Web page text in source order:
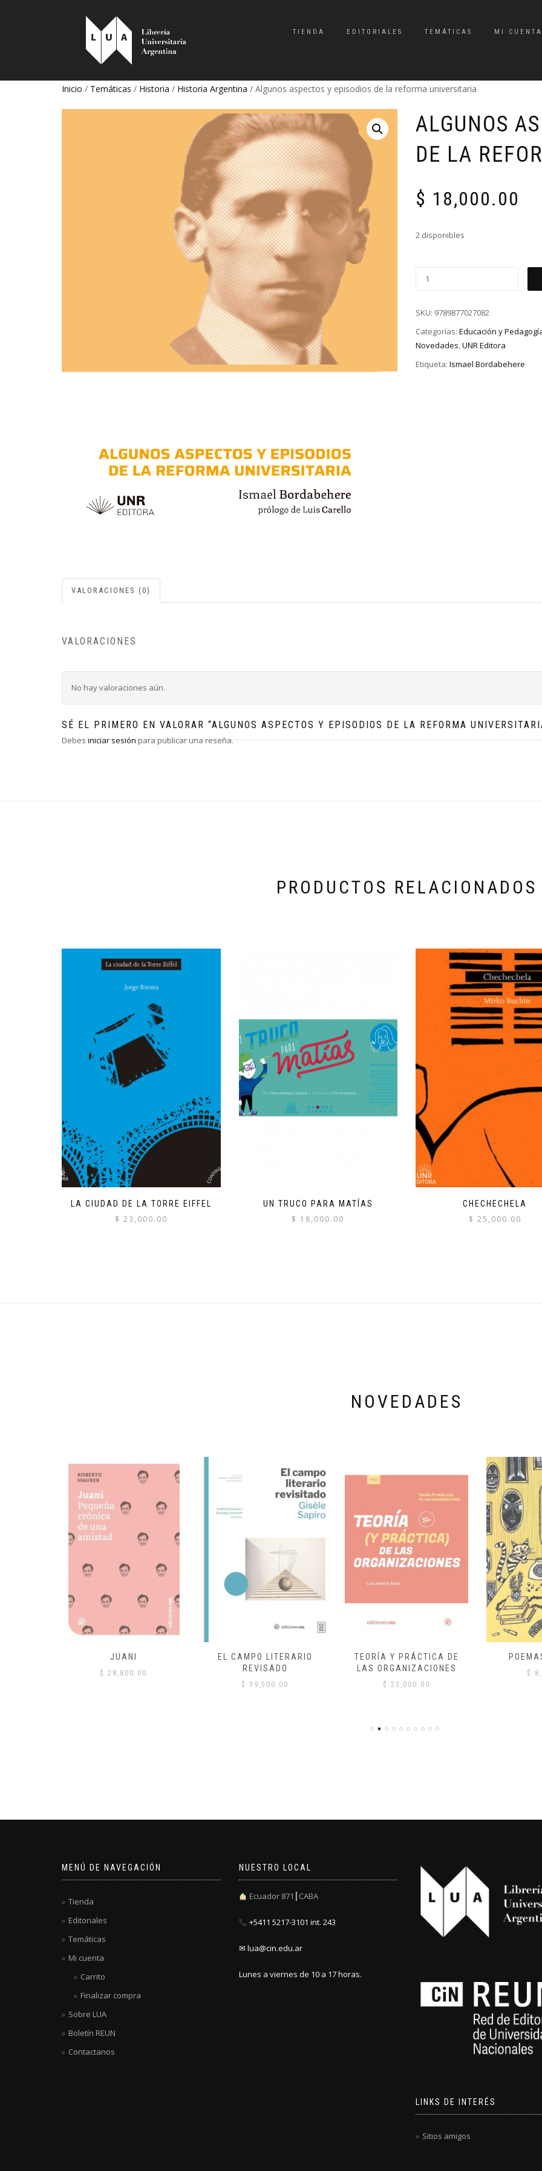
TIENDA EDITORIALES TEMÁTICAS MI CUENTA
Inicio / Temáticas / Historia / Historia Argentina / Algunos aspectos y episodios de la reforma universitaria
ALGUNOS
DE LA
$ 18,000.00
2 disponibles
SKU: 9789877027082
Categorías: Educación y
Novedades,UNR Editora
Etiqueta: Ismael Bordabehere
VALORACIONES (0)
VALORACIONES
No hay valoraciones aún.
SÉ EL PRIMERO EN VALORAR “ALGUNOS ASPECTOS Y EPISODIOS DE LA REFORMA
Debesiniciar sesiónpara publicar una reseña.
PRODUCTOS RELACIONADOS
LA CIUDAD DE LA TORRE EIFFEL
$ 23,000.00
UN TRUCO PARA MATÍAS
$ 18,000.00
CHECHECHELA
$ 25,000.00
NOVEDADES
JUANI
$ 28,800.00
EL CAMPO LITERARIO
REVISADO
$ 39,500.00
TEORÍA Y PRÁCTICA DE
LAS ORGANIZACIONES
$ 23,000.00
$
MENÚ DE NAVEGACIÓN
Tienda
Editoriales
Temáticas
Mi cuenta
Carrito
Finalizar compra
Sobre LUA
Boletín REUN
Contactanos
NUESTRO LOCAL
Ecuador 871┃CABA
+5411 5217-3101 int. 243
✉ lua@cin.edu.ar
Lunes a viernes de 10 a 17 horas.
LINKS DE INTERÉS
Sitios amigos